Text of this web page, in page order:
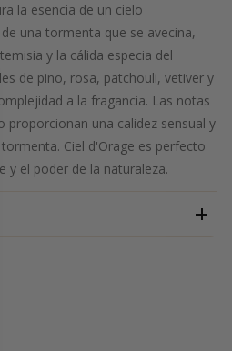
la esencia de un cielo
una tormenta que se avecina,
y la cálida especia del
de pino, rosa, patchouli, vetiver y
a la fragancia. Las notas
una calidez sensual y
Ciel d'Orage es perfecto
y el poder de la naturaleza.